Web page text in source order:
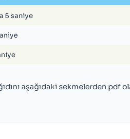
5 saniye
aşağıdaki sekmelerden pdf